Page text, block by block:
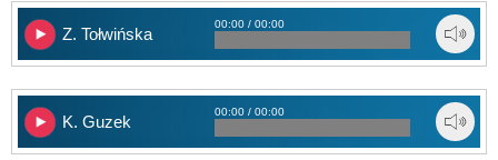
Z. Tołwińska
00:00 / 00:00
K. Guzek
00:00 / 00:00